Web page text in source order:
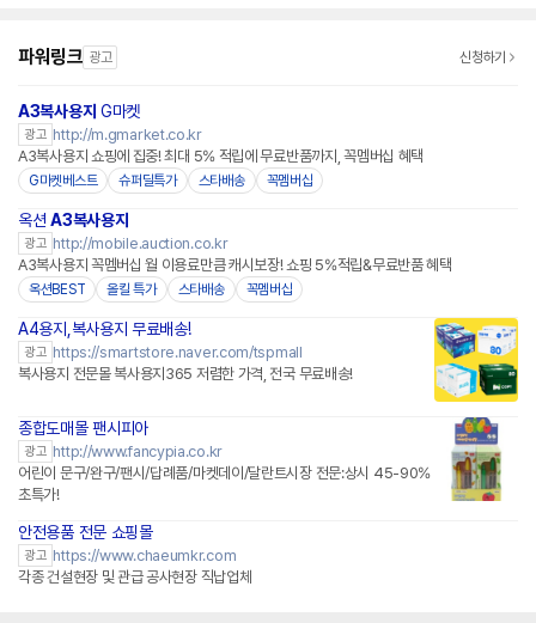
파워링크 광고 신청하기
A3복사용지 G마켓
광고 http://m.gmarket.co.kr
A3복사용지 쇼핑에 집중! 최대 5% 적립에 무료반품까지, 꼭멤버십 혜택
G마켓베스트 슈퍼딜특가 스타배송 꼭멤버십
옥션A3복사용지
광고 http://mobile.auction.co.kr
A3복사용지 꼭멤버십 월 이용료만큼 캐시보장! 쇼핑 5%적립&무료반품 혜택
옥션BEST 올킬 특가 스타배송 꼭멤버십
A4용지,복사용지 무료배송!
광고 https://smartstore.naver.com/tspmall
복사용지 전문몰 복사용지365 저렴한 가격, 전국 무료배송!
종합도매몰 팬시피아
광고 http://www.fancypia.co.kr
어린이 문구/완구/팬시/답례품/마켓데이/달란트시장 전문:상시 45-90%
초특가!
안전용품 전문 쇼핑몰
광고 https://www.chaeumkr.com
각종 건설현장 및 관급 공사현장 직납업체